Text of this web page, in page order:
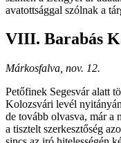
avatottsággal szólnak a
VIII. Barabás
Márkosfalva, nov. 12.
Petőfinek Segesvár alatt
Kolozsvári levél
de tovább olvasva, már a
a tisztelt szerkesztőség